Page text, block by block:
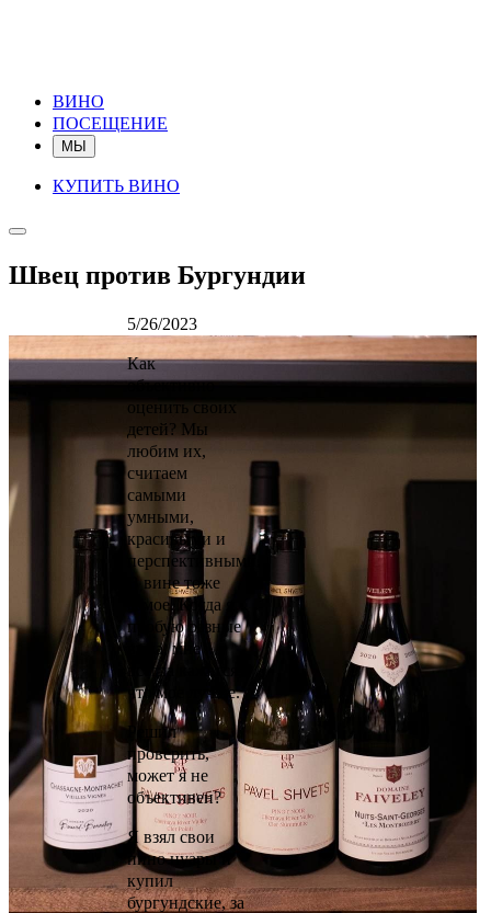
ВИНО
ПОСЕЩЕНИЕ
МЫ
КУПИТЬ ВИНО
Швец против Бургундии
5/26/2023
Как
объективно
оценить своих
детей? Мы
любим их,
считаем
самыми
умными,
красивыми и
перспективными.
В вине тоже
самое. Когда я
пробую разные
вина, мне
всегда кажется,
что мое лучше.
Решил
проверить,
может я не
объективен?
Я взял свои
пино нуары и
купил
бургундские, за